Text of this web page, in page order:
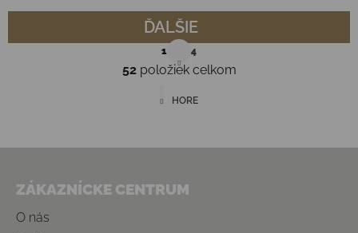
Ovládacie prvky výpisu
ĎALŠIE
Stránkovanie
1 4
52položiek celkom
HORE
ZÁKAZNÍCKE CENTRUM
O nás